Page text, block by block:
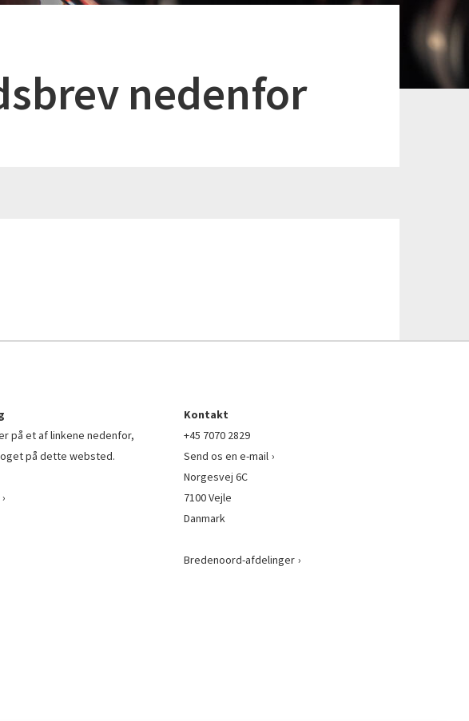
nedenfor
på et af linkene nedenfor,
på dette websted.
Kontakt
+45 7070 2829
Send os en e-mail
Norgesvej 6C
7100 Vejle
Danmark
Bredenoord-afdelinger